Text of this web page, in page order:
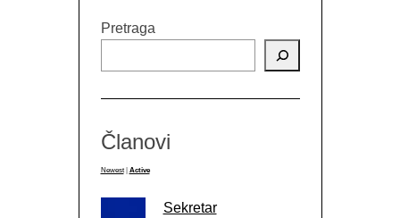
Pretraga
Članovi
Newest Active
Sekretar